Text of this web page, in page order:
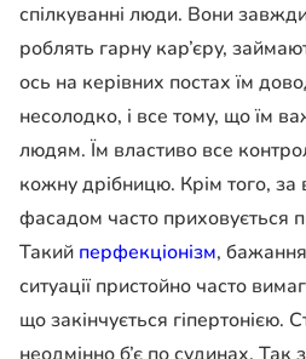
спілкуванні люди. Вони
роблять гарну кар’єру,
ось на керівних постах їм
несолодко, і все тому, що їм
людям. Їм властиво все
кожну дрібницю. Крім того,
фасадом часто приховується
Такий перфекціонізм,
ситуації пристойно часто
що закінчується гіпертонією.